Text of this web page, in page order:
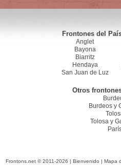
Frontones del
Anglet
Bayona
Biarritz
Hendaya
San Juan de Luz
Otros
Burdeos y
Tolosa y
Frontons.net © 2011-2026 | Bienvenido | Mapa